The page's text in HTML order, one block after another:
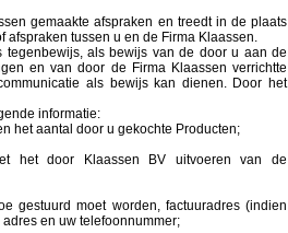
gemaakte afspraken en treedt in de plaats
tussen u en de Firma Klaassen.
tegenbewijs, als bewijs van de door u aan de
en van door de Firma Klaassen verrichtte
als bewijs kan dienen. Door het
informatie:
het aantal door u gekochte Producten;
het door Klaassen BV uitvoeren van de
gestuurd moet worden, factuuradres (indien
en uw telefoonnummer;